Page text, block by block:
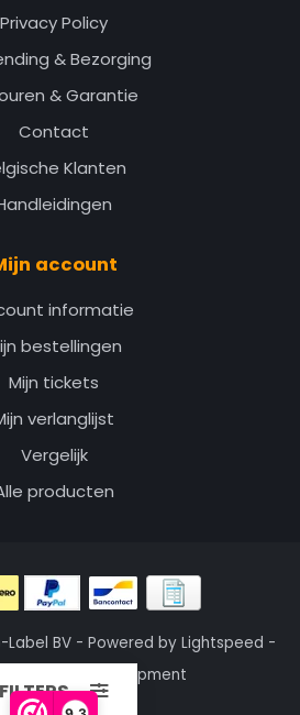
Privacy Policy
& Bezorging
& Garantie
Contact
Klanten
account
informatie
bestellingen
Mijn tickets
verlanglijst
Vergelijk
producten
BV - Powered by Lightspeed -
Dyvelopment
FILTERS